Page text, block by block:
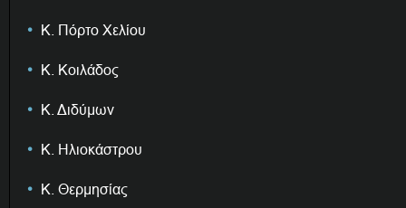
Κ. Πόρτο Χελίου
Κ. Κοιλάδος
Κ. Διδύμων
Κ. Ηλιοκάστρου
Κ. Θερμησίας